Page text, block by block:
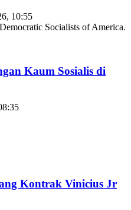
10:55
Kaum Sosialis di
Kontrak Vinicius Jr